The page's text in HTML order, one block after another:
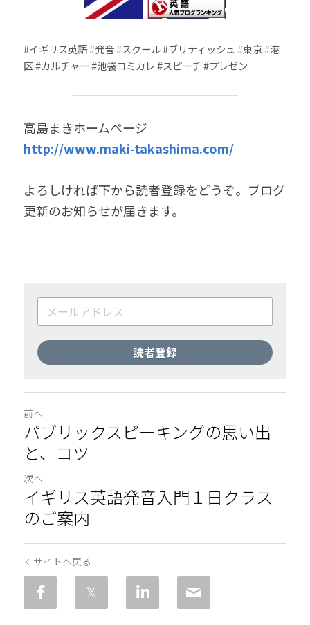
#イギリス英語 #発音 #スクール #ブリティッシュ #東京 #港
区 #カルチャー #池袋コミカレ #スピーチ #プレゼン
高島まきホームページ
http://www.maki-takashima.com/
よろしければ下から読者登録をどうぞ。ブログ
更新のお知らせが届きます。
読者登録
前へ
パブリックスピーキングの思い出
と、コツ
次へ
イギリス英語発音入門１日クラス
のご案内
サイトへ戻る